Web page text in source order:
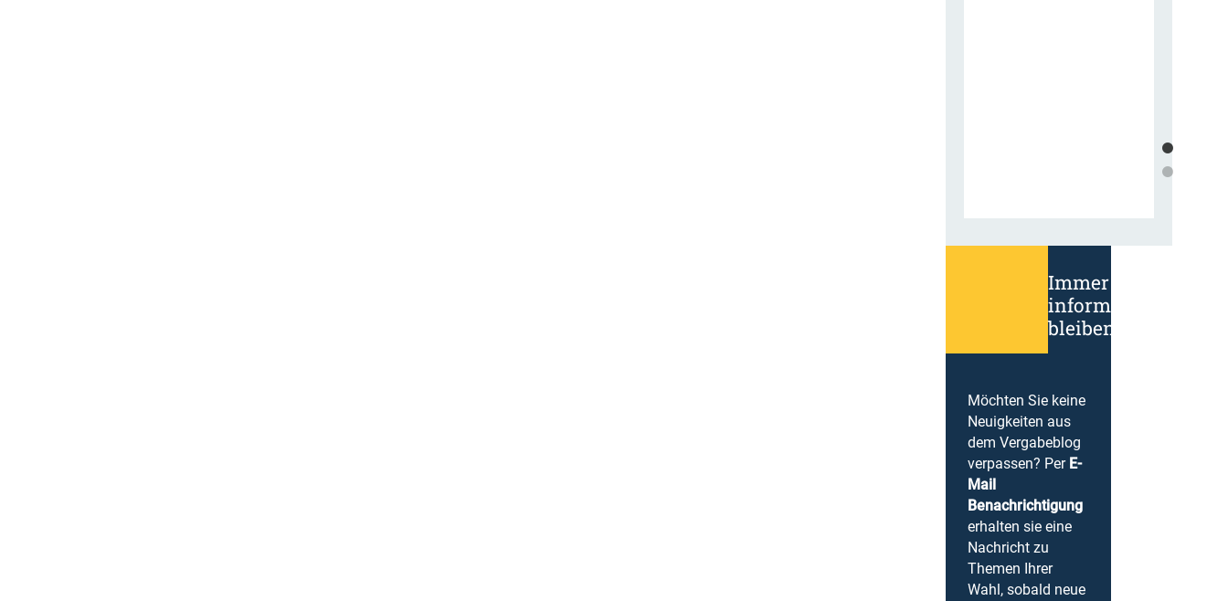
Immer
informiert
bleiben!
Möchten Sie keine
Neuigkeiten aus
dem Vergabeblog
verpassen? Per E-
Mail
Benachrichtigung
erhalten sie eine
Nachricht zu
Themen Ihrer
Wahl, sobald neue